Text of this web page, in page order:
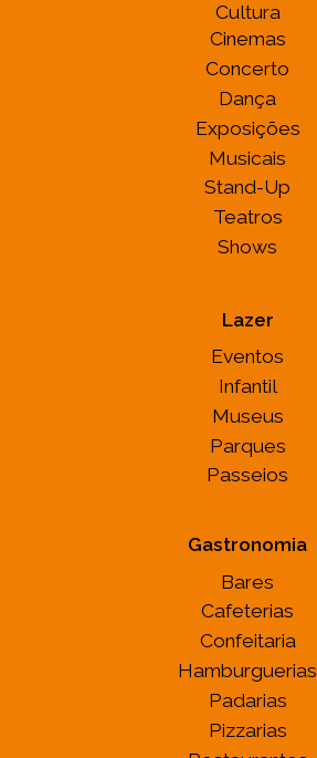
Cultura
Cinemas
Concerto
Dança
Exposições
Musicais
Stand-Up
Teatros
Shows
Lazer
Eventos
Infantil
Museus
Parques
Passeios
Gastronomia
Bares
Cafeterias
Confeitaria
Hamburguerias
Padarias
Pizzarias